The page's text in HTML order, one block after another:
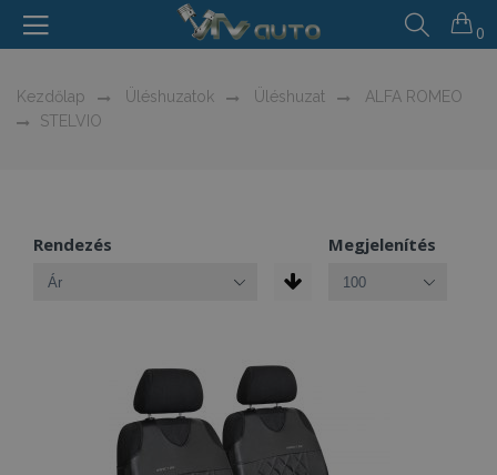
0
Kezdőlap Üléshuzatok Üléshuzat
ALFA ROMEO
STELVIO
Rendezés Megjelenítés